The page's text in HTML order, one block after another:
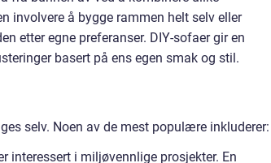
involvere å bygge rammen helt selv eller
etter egne preferanser. DIY-sofaer gir en
basert på ens egen smak og stil.
selv. Noen av de mest populære inkluderer:
interessert i miljøvennlige prosjekter. En